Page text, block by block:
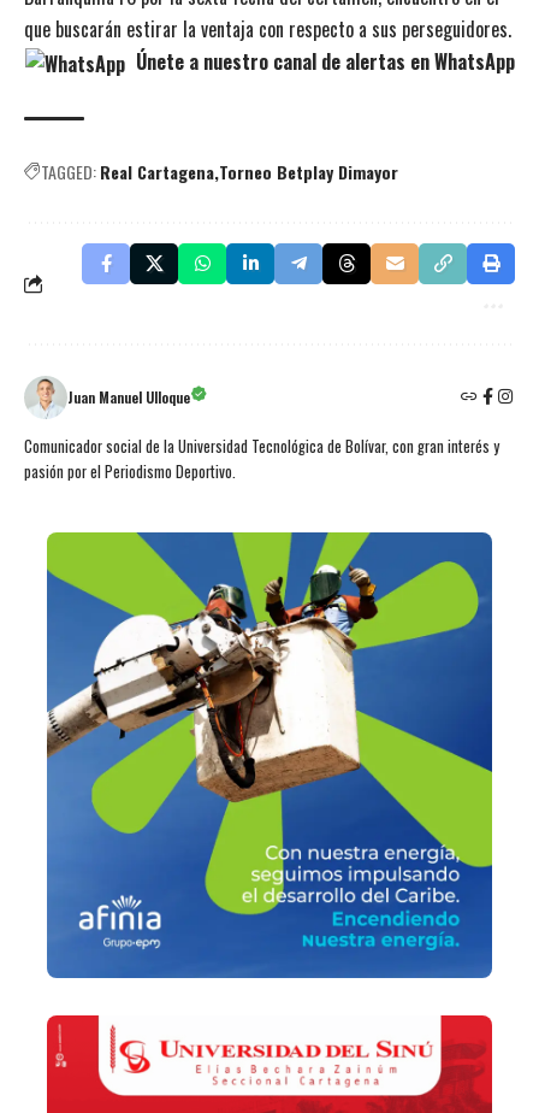
que buscarán estirar la ventaja con respecto a sus perseguidores.
Únete a nuestro canal de alertas en WhatsApp
TAGGED:Real Cartagena Torneo Betplay Dimayor
Juan Manuel Ulloque
Comunicador social de la Universidad Tecnológica de Bolívar, con gran interés y
pasión por el Periodismo Deportivo.